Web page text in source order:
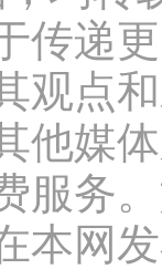
传递
观点
他媒
服务
本网